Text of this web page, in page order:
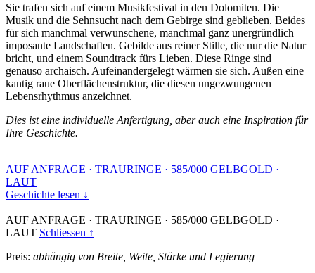
Sie trafen sich auf einem Musikfestival in den Dolomiten. Die
Musik und die Sehnsucht nach dem Gebirge sind geblieben. Beides
für sich manchmal verwunschene, manchmal ganz unergründlich
imposante Landschaften. Gebilde aus reiner Stille, die nur die Natur
bricht, und einem Soundtrack fürs Lieben. Diese Ringe sind
genauso archaisch. Aufeinandergelegt wärmen sie sich. Außen eine
kantig raue Oberflächenstruktur, die diesen ungezwungenen
Lebensrhythmus anzeichnet.
Dies ist eine individuelle Anfertigung, aber auch eine Inspiration für
Ihre Geschichte.
AUF ANFRAGE · TRAURINGE · 585/000 GELBGOLD ·
LAUT
Geschichte lesen ↓
AUF ANFRAGE · TRAURINGE · 585/000 GELBGOLD ·
LAUT Schliessen ↑
Preis: abhängig von Breite, Weite, Stärke und Legierung